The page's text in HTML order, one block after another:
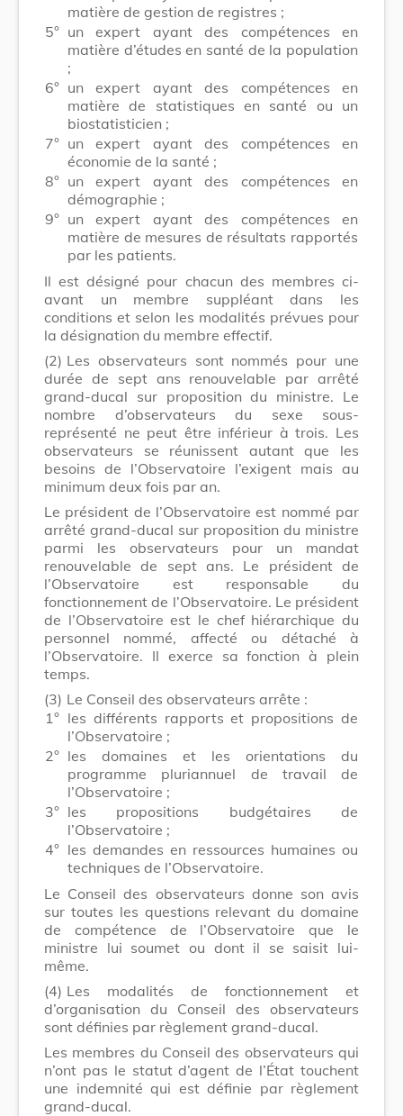
matière de gestion de registres ;
5° un expert ayant des compétences en
matière d’études en santé de la population
;
6° un expert ayant des compétences en
matière de statistiques en santé ou un
biostatisticien ;
7° un expert ayant des compétences en
économie de la santé ;
8° un expert ayant des compétences en
démographie ;
9° un expert ayant des compétences en
matière de mesures de résultats rapportés
par les patients.
Il est désigné pour chacun des membres ci-
avant un membre suppléant dans les
conditions et selon les modalités prévues pour
la désignation du membre effectif.
(2) Les observateurs sont nommés pour une
durée de sept ans renouvelable par arrêté
grand-ducal sur proposition du ministre. Le
nombre d’observateurs du sexe sous-
représenté ne peut être inférieur à trois. Les
observateurs se réunissent autant que les
besoins de l’Observatoire l’exigent mais au
minimum deux fois par an.
Le président de l’Observatoire est nommé par
arrêté grand-ducal sur proposition du ministre
parmi les observateurs pour un mandat
renouvelable de sept ans. Le président de
l’Observatoire est responsable du
fonctionnement de l’Observatoire. Le président
de l’Observatoire est le chef hiérarchique du
personnel nommé, affecté ou détaché à
l’Observatoire. Il exerce sa fonction à plein
temps.
(3) Le Conseil des observateurs arrête :
1° les différents rapports et propositions de
l’Observatoire ;
2° les domaines et les orientations du
programme pluriannuel de travail de
l’Observatoire ;
3° les propositions budgétaires de
l’Observatoire ;
4° les demandes en ressources humaines ou
techniques de l’Observatoire.
Le Conseil des observateurs donne son avis
sur toutes les questions relevant du domaine
de compétence de l’Observatoire que le
ministre lui soumet ou dont il se saisit lui-
même.
(4) Les modalités de fonctionnement et
d’organisation du Conseil des observateurs
sont définies par règlement grand-ducal.
Les membres du Conseil des observateurs qui
n’ont pas le statut d’agent de l’État touchent
une indemnité qui est définie par règlement
grand-ducal.